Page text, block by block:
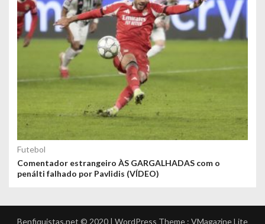
Futebol
Comentador estrangeiro ÀS GARGALHADAS com o
penálti falhado por Pavlidis (VÍDEO)
Benfiquistas.net © 2020 | WordPress Theme : VMagazine Lite